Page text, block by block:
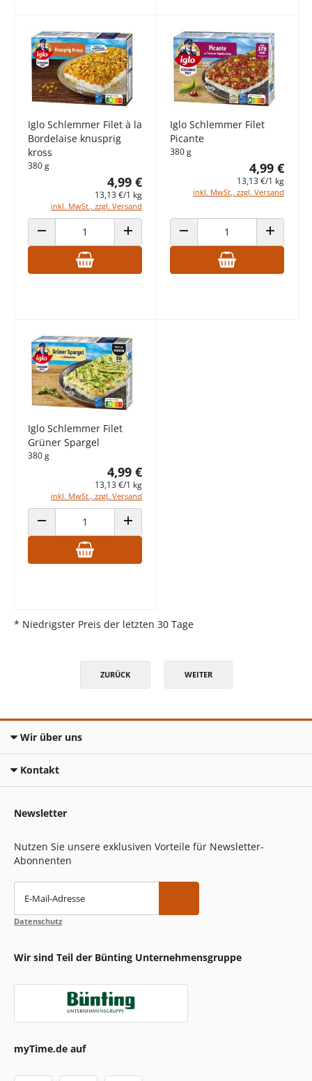
Iglo Schlemmer Filet à la
Bordelaise knusprig
kross
380 g
4,99 €
13,13 €/1 kg
inkl. MwSt., zzgl. Versand
ANZAHL VERRINGERN ANZAHL ERHÖHEN
Iglo Schlemmer Filet
Picante
380 g
4,99 €
13,13 €/1 kg
inkl. MwSt., zzgl. Versand
ANZAHL VERRINGERN ANZAHL
Iglo Schlemmer Filet
Grüner Spargel
380 g
4,99 €
13,13 €/1 kg
inkl. MwSt., zzgl. Versand
ANZAHL VERRINGERN ANZAHL ERHÖHEN
* Niedrigster Preis der letzten 30 Tage
ZURÜCK WEITER
Wir über uns
Kontakt
Newsletter
Nutzen Sie unsere exklusiven Vorteile für Newsletter-
Abonnenten
E-Mail-Adresse
Datenschutz
Wir sind Teil der Bünting Unternehmensgruppe
myTime.de auf